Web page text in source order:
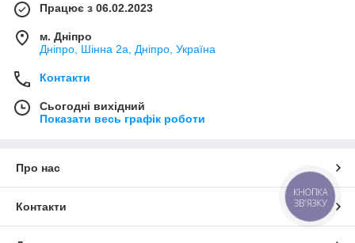
Працює з 06.02.2023
м. Дніпро
Дніпро, Шінна 2а, Дніпро, Україна
Контакти
Сьогодні вихідний
Показати весь графік роботи
Про нас
Контакти
КНОПКА
ЗВ'ЯЗКУ